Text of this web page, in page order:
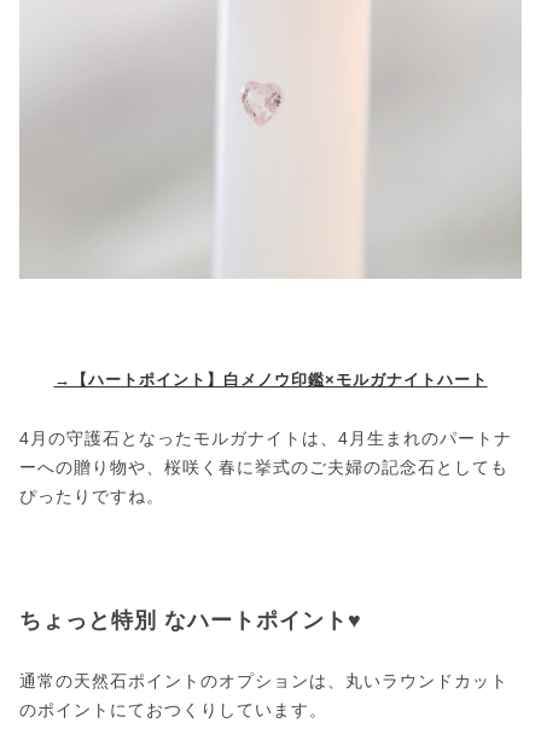
→【ハートポイント】白メノウ印鑑×モルガナイトハート
4月の守護石となったモルガナイトは、4月生まれのパートナ
ーへの贈り物や、桜咲く春に挙式のご夫婦の記念石としても
ぴったりですね。
ちょっと特別 なハートポイント♥
通常の天然石ポイントのオプションは、丸いラウンドカット
のポイントにておつくりしています。